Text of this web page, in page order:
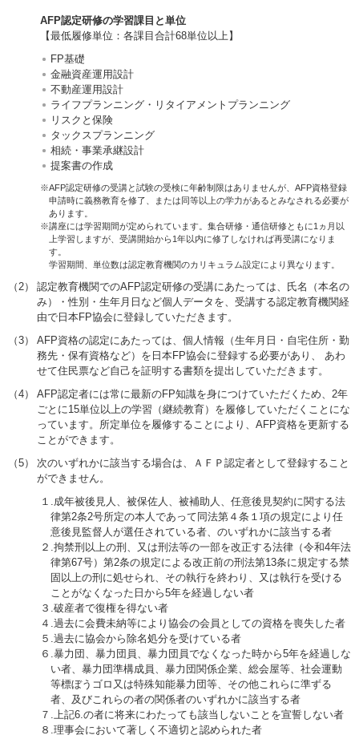
AFP認定研修の学習課目と単位
【最低履修単位：各課目合計68単位以上】
FP基礎
金融資産運用設計
不動産運用設計
ライフプランニング・リタイアメントプランニング
リスクと保険
タックスプランニング
相続・事業承継設計
提案書の作成
※AFP認定研修の受講と試験の受検に年齢制限はありませんが、AFP資格登録
申請時に義務教育を修了、または同等以上の学力があるとみなされる必要が
あります。
※講座には学習期間が定められています。集合研修・通信研修ともに1ヵ月以
上学習しますが、受講開始から1年以内に修了しなければ再受講になりま
す。
学習期間、単位数は認定教育機関のカリキュラム設定により異なります。
（2）
認定教育機関でのAFP認定研修の受講にあたっては、氏名（本名の
み）・性別・生年月日など個人データを、受講する認定教育機関経
由で日本FP協会に登録していただきます。
（3）
AFP資格の認定にあたっては、個人情報（生年月日・自宅住所・勤
務先・保有資格など）を日本FP協会に登録する必要があり、 あわ
せて住民票など自己を証明する書類を提出していただきます。
（4）
AFP認定者には常に最新のFP知識を身につけていただくため、2年
ごとに15単位以上の学習（継続教育）を履修していただくことにな
っています。所定単位を履修することにより、AFP資格を更新する
ことができます。
（5）
次のいずれかに該当する場合は、ＡＦＰ認定者として登録すること
ができません。
１.成年被後見人、被保佐人、被補助人、任意後見契約に関する法
律第2条2号所定の本人であって同法第４条１項の規定により任
意後見監督人が選任されている者、のいずれかに該当する者
２.拘禁刑以上の刑、又は刑法等の一部を改正する法律（令和4年法
律第67号）第2条の規定による改正前の刑法第13条に規定する禁
固以上の刑に処せられ、その執行を終わり、又は執行を受ける
ことがなくなった日から5年を経過しない者
３.破産者で復権を得ない者
４.過去に会費未納等により協会の会員としての資格を喪失した者
５.過去に協会から除名処分を受けている者
６.暴力団、暴力団員、暴力団員でなくなった時から5年を経過しな
い者、暴力団準構成員、暴力団関係企業、総会屋等、社会運動
等標ぼうゴロ又は特殊知能暴力団等、その他これらに準ずる
者、及びこれらの者の関係者のいずれかに該当する者
７.上記6.の者に将来にわたっても該当しないことを宣誓しない者
８.理事会において著しく不適切と認められた者